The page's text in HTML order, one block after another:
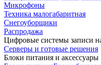
Микрофоны
Техника малогабаритная
Снегоуборщики
Распродажа
Цифровые системы записи
Серверы и готовые решения
Блоки питания и аксессуары